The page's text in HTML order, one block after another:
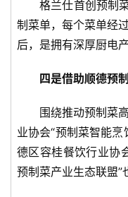
格兰仕首创预制
制菜单，每个菜单经
后，是拥有深厚厨电
四是借助顺德预
围绕推动预制菜
业协会“预制菜智能
德区容桂餐饮行业协
预制菜产业生态联盟”